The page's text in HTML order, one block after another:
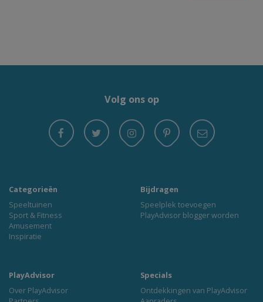
Volg ons op
Categorieën
Speeltuinen
Sport & Fitness
Amusement
Inspiratie
Bijdragen
Speelplek toevoegen
PlayAdvisor blogger worden
PlayAdvisor
Over PlayAdvisor
Specials
Ontdekkingen van PlayAdvisor